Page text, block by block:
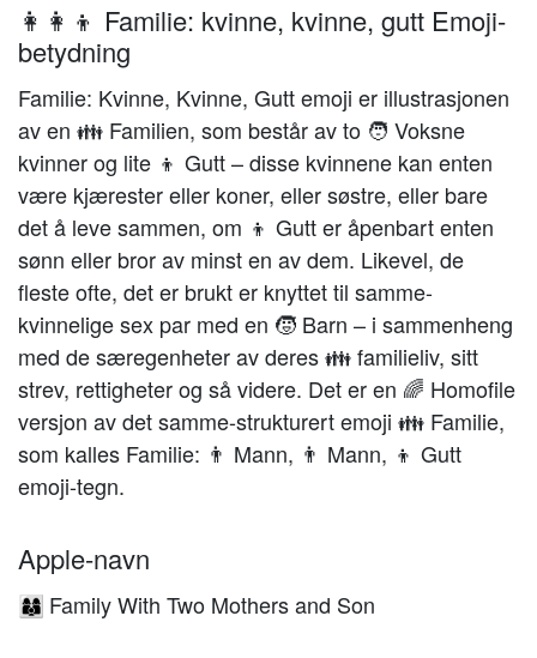
👩‍👩‍👦 Familie: kvinne, kvinne, gutt Emoji-
betydning
Familie: Kvinne, Kvinne, Gutt emoji er illustrasjonen
av en 👪 Familien, som består av to 🧑 Voksne
kvinner og lite 👦 Gutt – disse kvinnene kan enten
være kjærester eller koner, eller søstre, eller bare
det å leve sammen, om 👦 Gutt er åpenbart enten
sønn eller bror av minst en av dem. Likevel, de
fleste ofte, det er brukt er knyttet til samme-
kvinnelige sex par med en 🧒 Barn – i sammenheng
med de særegenheter av deres 👪 familieliv, sitt
strev, rettigheter og så videre. Det er en 🌈 Homofile
versjon av det samme-strukturert emoji 👪 Familie,
som kalles Familie: 👨 Mann, 👨 Mann, 👦 Gutt
emoji-tegn.
Apple-navn
👩‍👩‍👦 Family With Two Mothers and Son